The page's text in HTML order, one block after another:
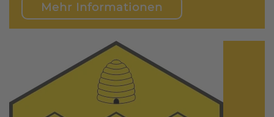
Mehr Informationen